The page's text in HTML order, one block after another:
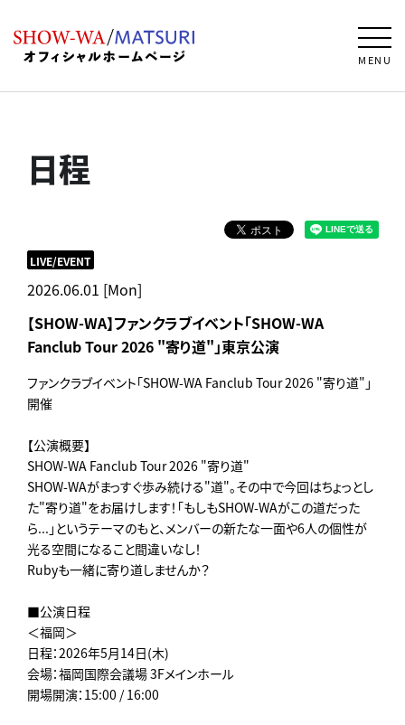
MENU
日程
2026.06.01 [Mon]
LIVE/EVENT
【SHOW-WA】ファンクラブイベント「SHOW-WA
Fanclub Tour 2026 "寄り道"」東京公演
ファンクラブイベント「SHOW-WA Fanclub Tour 2026 "寄り道"」
開催
【公演概要】
SHOW-WA Fanclub Tour 2026 "寄り道"
SHOW-WAがまっすぐ歩み続ける"道"。その中で今回はちょっとし
た"寄り道"をお届けします！「もしもSHOW-WAがこの道だった
ら...」というテーマのもと、メンバーの新たな一面や6人の個性が
光る空間になること間違いなし！
Rubyも一緒に寄り道しませんか？
■公演日程
＜福岡＞
日程：2026年5月14日(木)
会場：福岡国際会議場 3Fメインホール
開場開演：15:00 / 16:00